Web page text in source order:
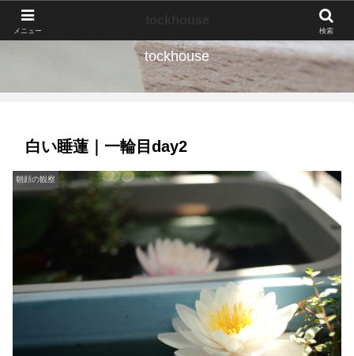
tockhouse
白い睡蓮｜一輪目day2
朝顔の観察
メニュー 検索